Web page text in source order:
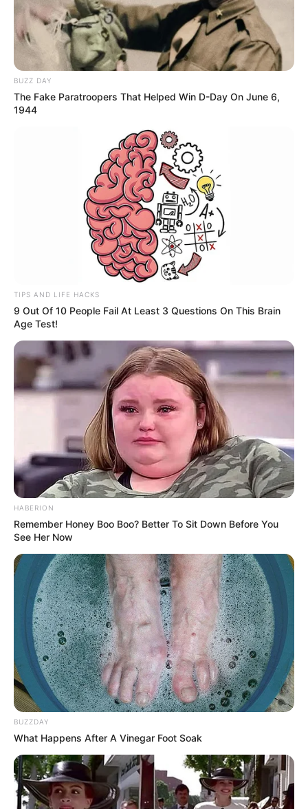
BUZZ DAY
The Fake Paratroopers That Helped Win D-Day On June 6,
1944
TIPS AND LIFE HACKS
9 Out Of 10 People Fail At Least 3 Questions On This Brain
Age Test!
HABERION
Remember Honey Boo Boo? Better To Sit Down Before You
See Her Now
BUZZDAY
What Happens After A Vinegar Foot Soak